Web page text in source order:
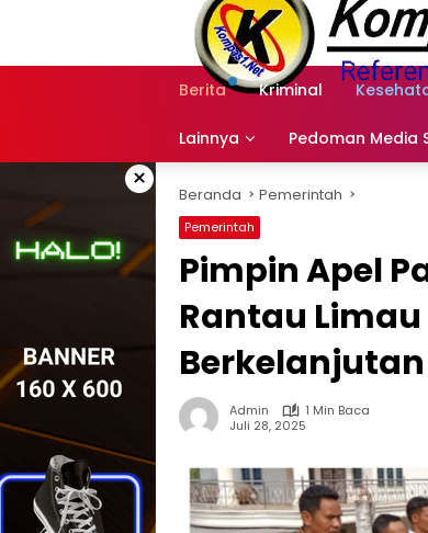
Berita Kriminal
Lainnya Pedoman Media
× Beranda Pemerintah
Pemerintah
Pimpin Apel
Rantau
Berkelanjutan
Admin
1 Min Baca
Juli 28, 2025